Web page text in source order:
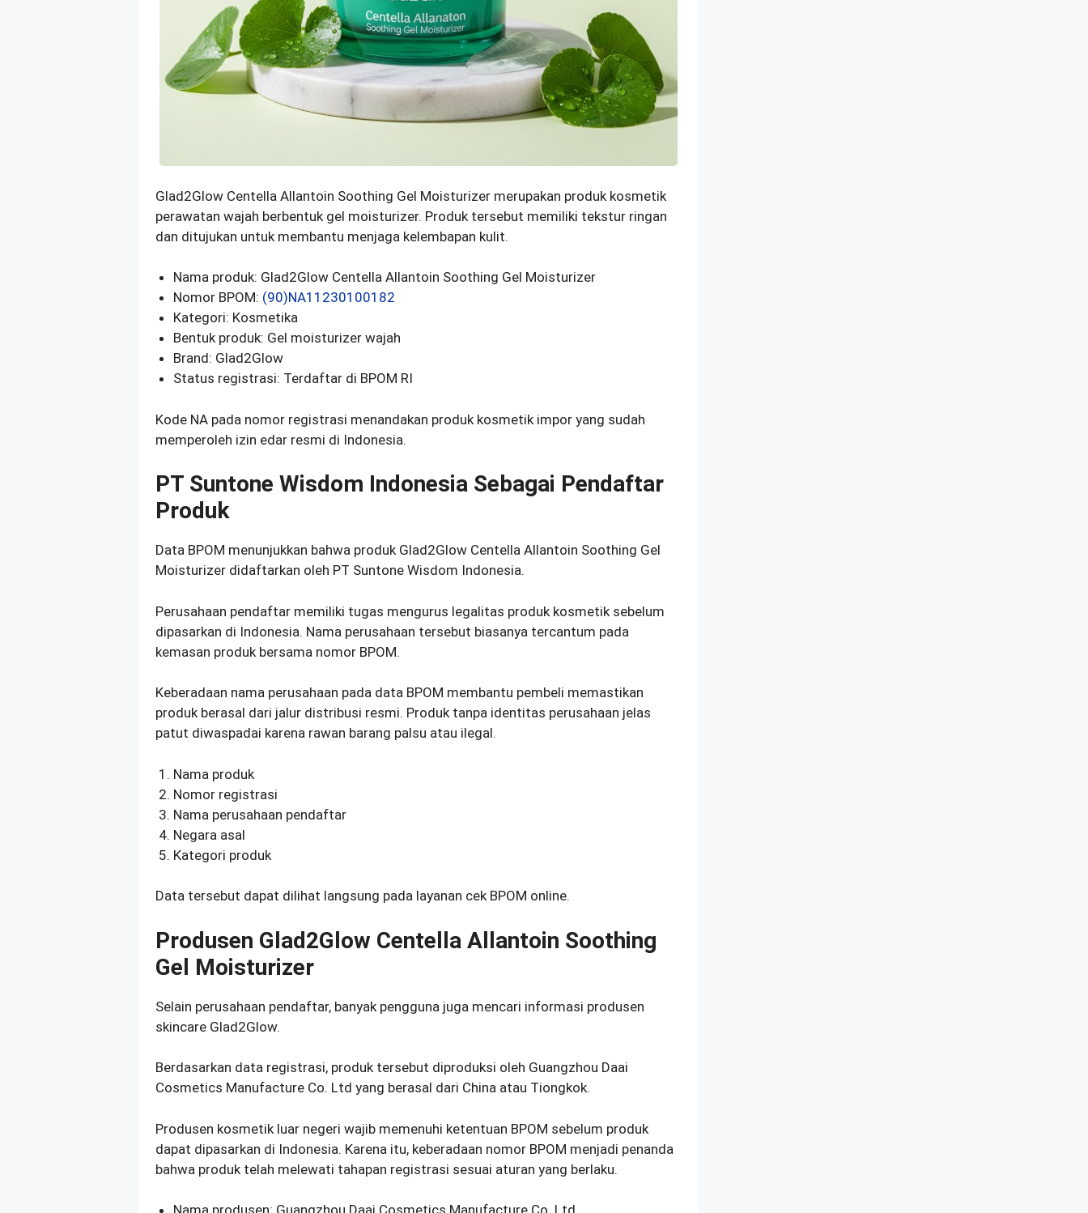
Glad2Glow Centella Allantoin Soothing Gel Moisturizer merupakan produk kosmetik
perawatan wajah berbentuk gel moisturizer. Produk tersebut memiliki tekstur ringan
dan ditujukan untuk membantu menjaga kelembapan kulit.
Nama produk: Glad2Glow Centella Allantoin Soothing Gel Moisturizer
Nomor BPOM: (90)NA11230100182
Kategori: Kosmetika
Bentuk produk: Gel moisturizer wajah
Brand: Glad2Glow
Status registrasi: Terdaftar di BPOM RI
Kode NA pada nomor registrasi menandakan produk kosmetik impor yang sudah
memperoleh izin edar resmi di Indonesia.
PT Suntone Wisdom Indonesia Sebagai Pendaftar
Produk
Data BPOM menunjukkan bahwa produk Glad2Glow Centella Allantoin Soothing Gel
Moisturizer didaftarkan oleh PT Suntone Wisdom Indonesia.
Perusahaan pendaftar memiliki tugas mengurus legalitas produk kosmetik sebelum
dipasarkan di Indonesia. Nama perusahaan tersebut biasanya tercantum pada
kemasan produk bersama nomor BPOM.
Keberadaan nama perusahaan pada data BPOM membantu pembeli memastikan
produk berasal dari jalur distribusi resmi. Produk tanpa identitas perusahaan jelas
patut diwaspadai karena rawan barang palsu atau ilegal.
Nama produk
Nomor registrasi
Nama perusahaan pendaftar
Negara asal
Kategori produk
Data tersebut dapat dilihat langsung pada layanan cek BPOM online.
Produsen Glad2Glow Centella Allantoin Soothing
Gel Moisturizer
Selain perusahaan pendaftar, banyak pengguna juga mencari informasi produsen
skincare Glad2Glow.
Berdasarkan data registrasi, produk tersebut diproduksi oleh Guangzhou Daai
Cosmetics Manufacture Co. Ltd yang berasal dari China atau Tiongkok.
Produsen kosmetik luar negeri wajib memenuhi ketentuan BPOM sebelum produk
dapat dipasarkan di Indonesia. Karena itu, keberadaan nomor BPOM menjadi penanda
bahwa produk telah melewati tahapan registrasi sesuai aturan yang berlaku.